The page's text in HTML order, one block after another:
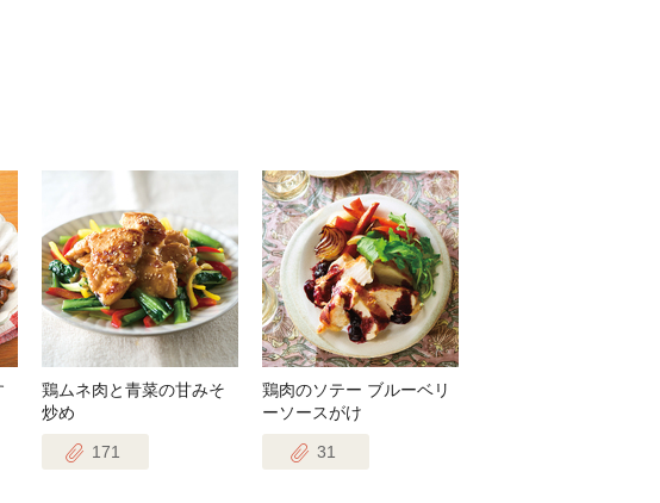
鶏ムネ肉と青菜の甘みそ
炒め
171
鶏肉のソテー ブルーベリ
ーソースがけ
31